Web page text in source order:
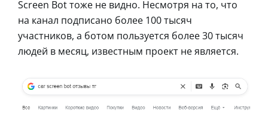
Screen Bot тоже не видно. Несмотря на то, что
на канал подписано более 100 тысяч
участников, а ботом пользуется более 30 тысяч
людей в месяц, известным проект не является.